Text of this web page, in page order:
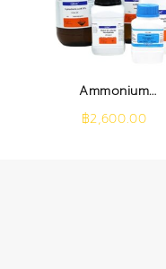
Ammonium
Heptamolybdate 4
Hydrate AR 250 g.
฿2,600.00